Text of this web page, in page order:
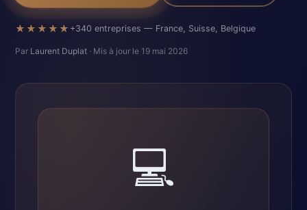
★★★★★ +340 entreprises — France, Suisse, Belgique
Par Laurent Duplat · Mis à jour le 19 mai 2026
💻